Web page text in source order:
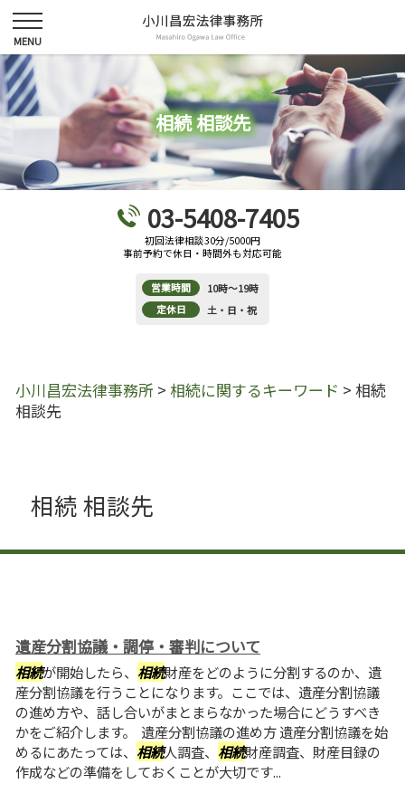
相続 相談先
03-5408-7405
初回法律相談30分/5000円
事前予約で休日・時間外も対応可能
営業時間
10時～19時
定休日
土・日・祝
小川昌宏法律事務所 > 相続に関するキーワード > 相続
相談先
相続 相談先
遺産分割協議・調停・審判について
相続が開始したら、 相続財産をどのように分割するのか、遺
産分割協議を行うことになります。ここでは、遺産分割協議
の進め方や、話し合いがまとまらなかった場合にどうすべき
かをご紹介します。 遺産分割協議の進め方 遺産分割協議を始
めるにあたっては、 相続人調査、 相続財産調査、財産目録の
作成などの準備をしておくことが大切です...